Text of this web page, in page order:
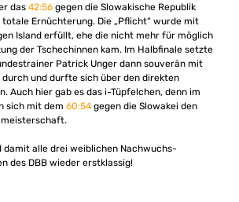
das 42:56 gegen die Slowakische Republik
Ernüchterung. Die „Pflicht“ wurde mit
Island erfüllt, ehe die nicht mehr für möglich
der Tschechinnen kam. Im Halbfinale setzte
Patrick Unger dann souverän mit
durch und durfte sich über den direkten
Auch hier gab es das i-Tüpfelchen, denn im
sich mit dem 60:54 gegen die Slowakei den
damit alle drei weiblichen Nachwuchs-
des DBB wieder erstklassig!